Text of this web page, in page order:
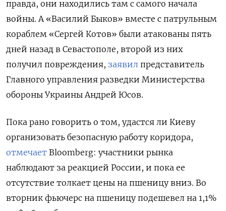
правда, они находились там с самого начала
войны. А «Василий Быков» вместе с патрульным
кораблем «Сергей Котов» были атакованы пять
дней назад в Севастополе, второй из них
получил повреждения, заявил представитель
Главного управления разведки Министерства
обороны Украины Андрей Юсов.
Пока рано говорить о том, удастся ли Киеву
организовать безопасную работу коридора,
отмечает Bloomberg: участники рынка
наблюдают за реакцией России, и пока ее
отсутствие толкает цены на пшеницу вниз. Во
вторник фьючерс на пшеницу подешевел на 1,1%